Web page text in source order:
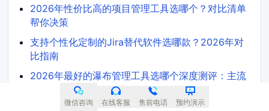
2026年性价比高的项目管理工具选哪个？对比清单
帮你决策
支持个性化定制的Jira替代软件选哪款？2026年对
比指南
2026年最好的瀑布管理工具选哪个深度测评：主流
软件对比与选型建议
微信咨询 在线客服 售前电话 预约演示